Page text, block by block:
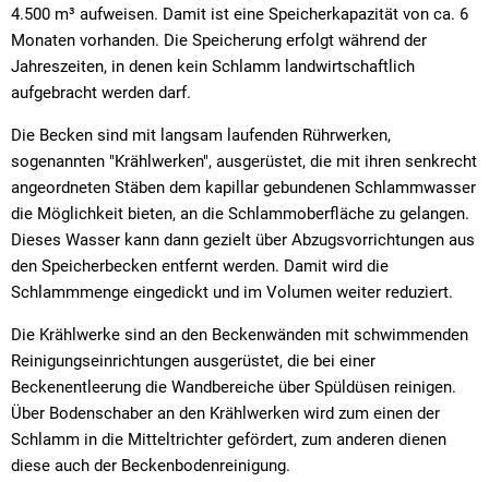
4.500 m³ aufweisen. Damit ist eine Speicherkapazität von ca. 6
Monaten vorhanden. Die Speicherung erfolgt während der
Jahreszeiten, in denen kein Schlamm landwirtschaftlich
aufgebracht werden darf.
Die Becken sind mit langsam laufenden Rührwerken,
sogenannten "Krählwerken", ausgerüstet, die mit ihren senkrecht
angeordneten Stäben dem kapillar gebundenen Schlammwasser
die Möglichkeit bieten, an die Schlammoberfläche zu gelangen.
Dieses Wasser kann dann gezielt über Abzugsvorrichtungen aus
den Speicherbecken entfernt werden. Damit wird die
Schlammmenge eingedickt und im Volumen weiter reduziert.
Die Krählwerke sind an den Beckenwänden mit schwimmenden
Reinigungseinrichtungen ausgerüstet, die bei einer
Beckenentleerung die Wandbereiche über Spüldüsen reinigen.
Über Bodenschaber an den Krählwerken wird zum einen der
Schlamm in die Mitteltrichter gefördert, zum anderen dienen
diese auch der Beckenbodenreinigung.